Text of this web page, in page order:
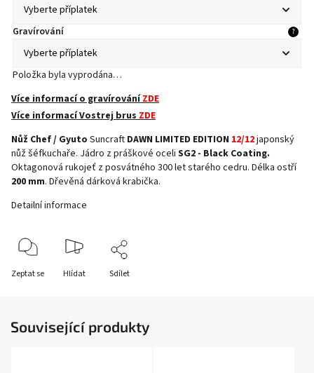
Gravírování ?
Položka byla vyprodána…
Více informací o gravírováníZDE
Více informací Vostrej brusZDE
Nůž Chef / Gyuto Suncraft DAWN LIMITED EDITION 12/12japonský
nůž šéfkuchaře. Jádro z práškové oceli SG2 - Black Coating.
Oktagonová rukojeť z posvátného 300 let starého cedru. Délka ostří
200 mm. Dřevěná dárková krabička.
Detailní informace
Zeptat se Hlídat Sdílet
Související produkty